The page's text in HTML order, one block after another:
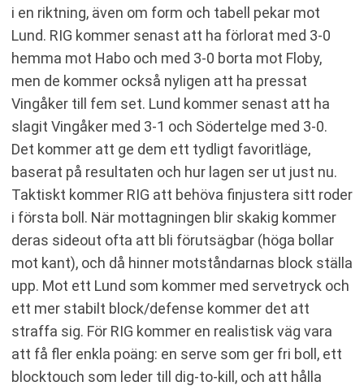
i en riktning, även om form och tabell pekar mot
Lund. RIG kommer senast att ha förlorat med 3-0
hemma mot Habo och med 3-0 borta mot Floby,
men de kommer också nyligen att ha pressat
Vingåker till fem set. Lund kommer senast att ha
slagit Vingåker med 3-1 och Södertelge med 3-0.
Det kommer att ge dem ett tydligt favoritläge,
baserat på resultaten och hur lagen ser ut just nu.
Taktiskt kommer RIG att behöva finjustera sitt roder
i första boll. När mottagningen blir skakig kommer
deras sideout ofta att bli förutsägbar (höga bollar
mot kant), och då hinner motståndarnas block ställa
upp. Mot ett Lund som kommer med servetryck och
ett mer stabilt block/defense kommer det att
straffa sig. För RIG kommer en realistisk väg vara
att få fler enkla poäng: en serve som ger fri boll, ett
blocktouch som leder till dig-to-kill, och att hålla